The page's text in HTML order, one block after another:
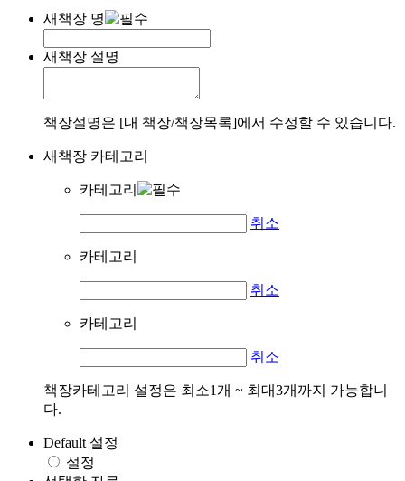
새책장 명
새책장 설명
책장설명은 [내 책장/책장목록]에서 수정할 수 있습니다.
새책장 카테고리
카테고리
취소
카테고리
취소
카테고리
취소
책장카테고리 설정은 최소1개 ~ 최대3개까지 가능합니
다.
Default 설정
설정